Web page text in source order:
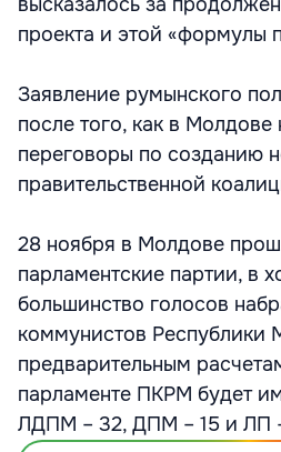
проекта и этой «формулы
Заявление румынского
после того, как в Молдове
переговоры по созданию
правительственной
28 ноября в Молдове
парламентские партии, в
большинство голосов
коммунистов Республики
предварительным
парламенте ПКРМ будет
ЛДПМ – 32, ДПМ – 15 и ЛП –